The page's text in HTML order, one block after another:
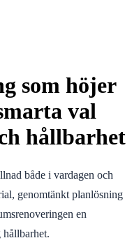
som höjer
val
hållbarhet
både i vardagen och
genomtänkt planlösning
en